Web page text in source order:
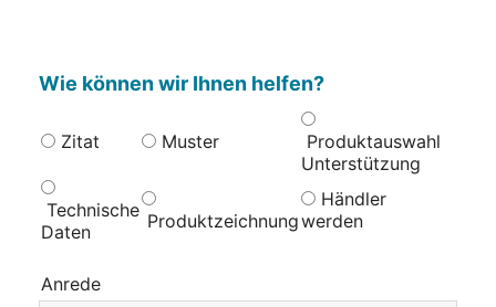
Wie können wir Ihnen helfen?
Zitat Muster
Produktauswahl
Unterstützung
Technische
Daten
Produktzeichnung
Händler
werden
Anrede